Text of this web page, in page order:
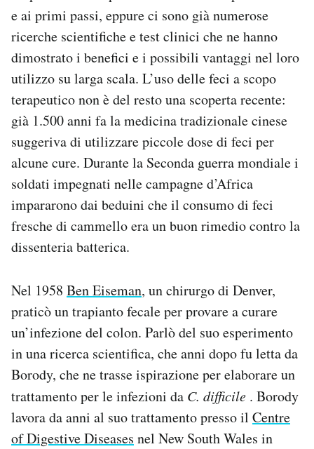
e ai primi passi, eppure ci sono già numerose
ricerche scientifiche e test clinici che ne hanno
dimostrato i benefici e i possibili vantaggi nel loro
utilizzo su larga scala. L’uso delle feci a scopo
terapeutico non è del resto una scoperta recente:
già 1.500 anni fa la medicina tradizionale cinese
suggeriva di utilizzare piccole dose di feci per
alcune cure. Durante la Seconda guerra mondiale i
soldati impegnati nelle campagne d’Africa
impararono dai beduini che il consumo di feci
fresche di cammello era un buon rimedio contro la
dissenteria batterica.
Nel 1958 Ben Eiseman, un chirurgo di Denver,
praticò un trapianto fecale per provare a curare
un’infezione del colon. Parlò del suo esperimento
in una ricerca scientifica, che anni dopo fu letta da
Borody, che ne trasse ispirazione per elaborare un
trattamento per le infezioni da C. difficile . Borody
lavora da anni al suo trattamento presso il Centre
of Digestive Diseases nel New South Wales in